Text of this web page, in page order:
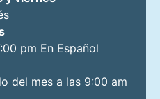
pm En Español
del mes a las 9:00 am